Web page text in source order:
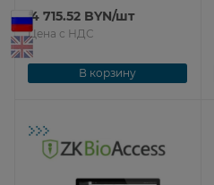
4 715.52 BYN/шт
Цена с НДС
В корзину